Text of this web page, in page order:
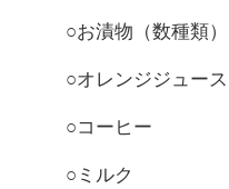
○お漬物（数種類）
○オレンジジュース
○コーヒー
○ミルク